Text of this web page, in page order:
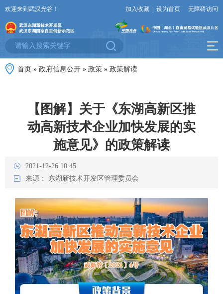
欢迎来到武汉光谷！ 加入收藏 设为首页 无障碍访问
首页 » 政府信息公开 » 政策 » 政策解读
【图解】关于《东湖高新区推
动高新技术企业加快发展的实
施意见》的政策解读
2021-12-26 10:45
来源： 东湖新技术开发区管理委员会